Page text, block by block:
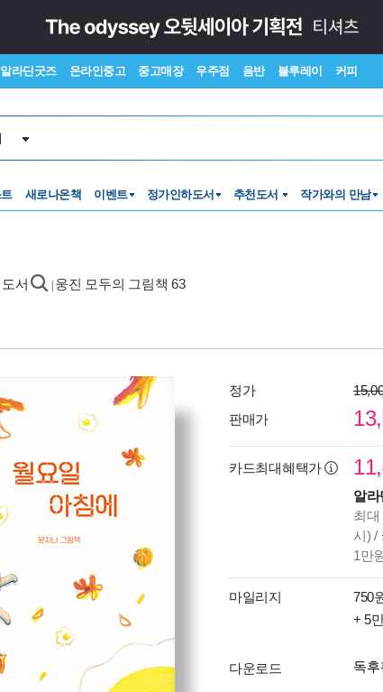
알라딘굿즈 온라인중고 중고매장 우주점 음반 블루레이 커피
새로나온책 이벤트 정가인하도서 추천도서 작가와의 만남
서 웅진 모두의 그림책 63
정가
판매가
카드최대혜택가
알라
최대
시) /
1만
마일리지 750
+ 5
다운로드 독후